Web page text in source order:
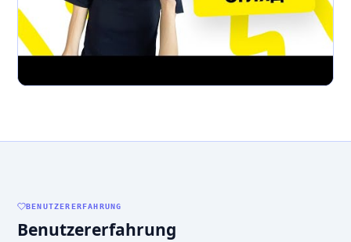
BENUTZERERFAHRUNG
Benutzererfahrung